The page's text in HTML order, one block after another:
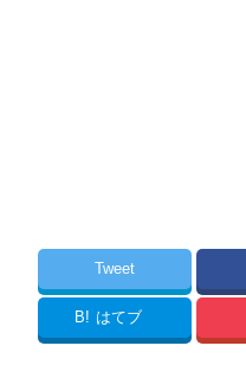
Tweet
B! はてブ